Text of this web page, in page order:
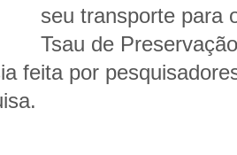
seu transporte para
Tsau de
feita por